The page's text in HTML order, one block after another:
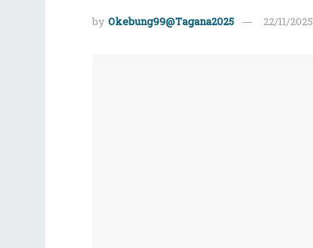
byOkebung99@Tagana2025 22/11/2025